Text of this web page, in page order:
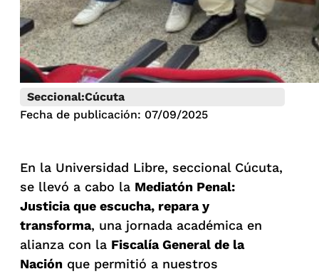
Seccional:Cúcuta
Fecha de publicación: 07/09/2025
En la Universidad Libre, seccional Cúcuta,
se llevó a cabo la Mediatón Penal:
Justicia que escucha, repara y
transforma, una jornada académica en
alianza con la Fiscalía General de la
Nación que permitió a nuestros